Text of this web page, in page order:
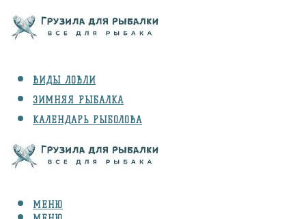
ВИДЫ ЛОВЛИ
ЗИМНЯЯ РЫБАЛКА
КАЛЕНДАРЬ РЫБОЛОВА
СНАРЯЖЕНИЕ
МЕНЮ